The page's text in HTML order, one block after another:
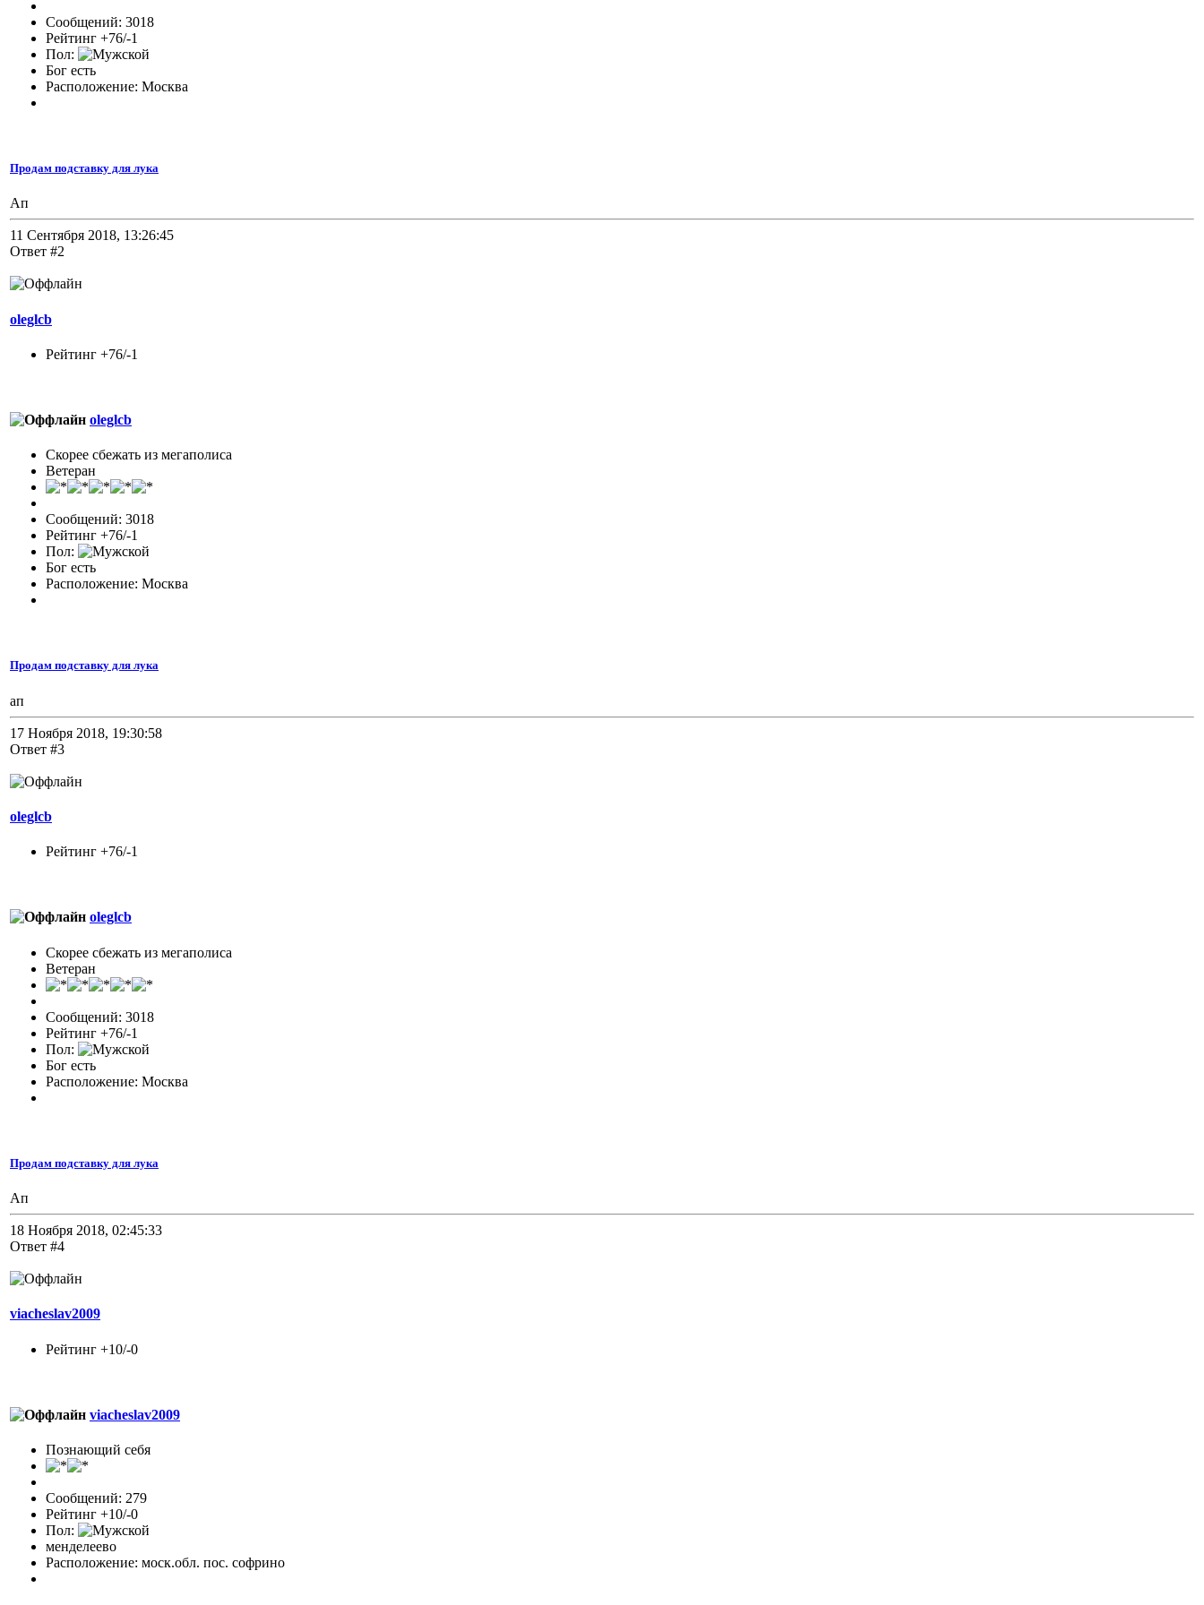
Сообщений: 3018
Рейтинг +76/-1
Пол:
Бог есть
Расположение: Москва
Продам подставку для лука
Ап
11 Сентября 2018, 13:26:45
Ответ #2
oleglcb
Рейтинг +76/-1
oleglcb
Скорее сбежать из мегаполиса
Ветеран
Сообщений: 3018
Рейтинг +76/-1
Пол:
Бог есть
Расположение: Москва
Продам подставку для лука
ап
17 Ноября 2018, 19:30:58
Ответ #3
oleglcb
Рейтинг +76/-1
oleglcb
Скорее сбежать из мегаполиса
Ветеран
Сообщений: 3018
Рейтинг +76/-1
Пол:
Бог есть
Расположение: Москва
Продам подставку для лука
Ап
18 Ноября 2018, 02:45:33
Ответ #4
viacheslav2009
Рейтинг +10/-0
viacheslav2009
Познающий себя
Сообщений: 279
Рейтинг +10/-0
Пол:
менделеево
Расположение: моск.обл. пос. софрино